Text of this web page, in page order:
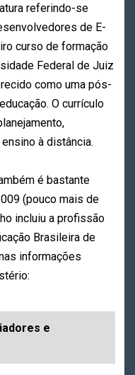
referindo-se
de E-
curso de formação
Federal de Juiz
como uma pós-
O currículo
à distância.
é bastante
(pouco mais de
incluiu a profissão
Brasileira de
informações
e